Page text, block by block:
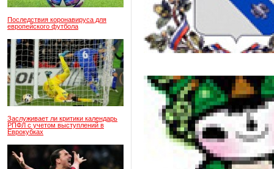
Последствия коронавируса для
европейского футбола
Заслуживает ли критики календарь
РПФЛ с учетом выступлений в
Еврокубках